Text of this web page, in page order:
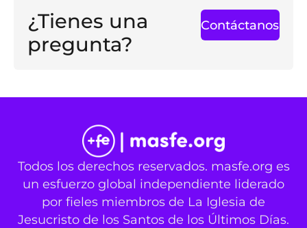
¿Tienes una
pregunta?
Contáctanos
Todos los derechos reservados. masfe.org es
un esfuerzo global independiente liderado
por fieles miembros de La Iglesia de
Jesucristo de los Santos de los Últimos Días.